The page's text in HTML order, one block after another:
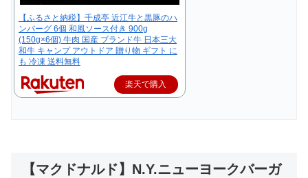
【ふるさと納税】千成亭 近江牛と黒豚のハ
ンバーグ 6個 和風ソース付き 900g
(150g×6個) 牛肉 国産 ブランド牛 日本三大
和牛 キャンプ アウトドア 贈り物 ギフト に
も 冷凍 送料無料
楽天で購入
【マクドナルド】N.Y.ニューヨークバーガ